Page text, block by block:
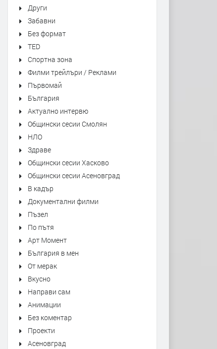
Надежда Богоев - Огън и земя
Други
Забавни
Без формат
TED
Спортна зона
Филми трейлъри / Реклами
Първомай
България
Актуално интервю
Общински сесии Смолян
НЛО
Здраве
Общински сесии Хасково
Общински сесии Асеновград
В кадър
Документални филми
Пъзел
По пътя
Арт Момент
България в мен
От мерак
Вкусно
Направи сам
Анимации
Без коментар
Проекти
Асеновград